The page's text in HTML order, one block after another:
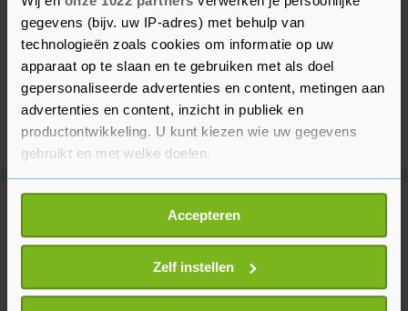
gegevens (bijv. uw IP-adres) met behulp van
technologieën zoals cookies om informatie op uw
apparaat op te slaan en te gebruiken met als doel
gepersonaliseerde advertenties en content, metingen aan
advertenties en content, inzicht in publiek en
productontwikkeling. U kunt kiezen wie uw gegevens
gebruikt en met welke doelen.
Als u het toestaat, willen we ook graag:
Informatie verzamelen over uw geografische
locatie, die tot een paar meter nauwkeurig kan zijn
Uw apparaat identificeren door het actief te
scannen op specifieke eigenschappen (fingerprinting)
Accepteren
Zelf instellen
Niewiadoma boos op ploeggenoot
Vollering na verliezen gele trui